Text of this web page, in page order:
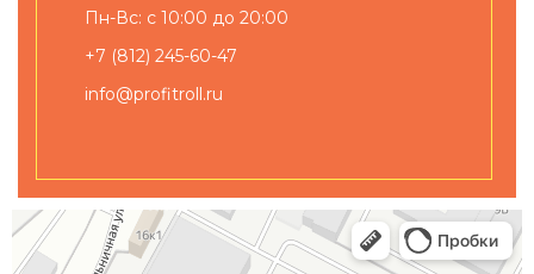
Пн-Вс: с 10:00 до 20:00
+7 (812) 245-60-47
info@profitroll.ru